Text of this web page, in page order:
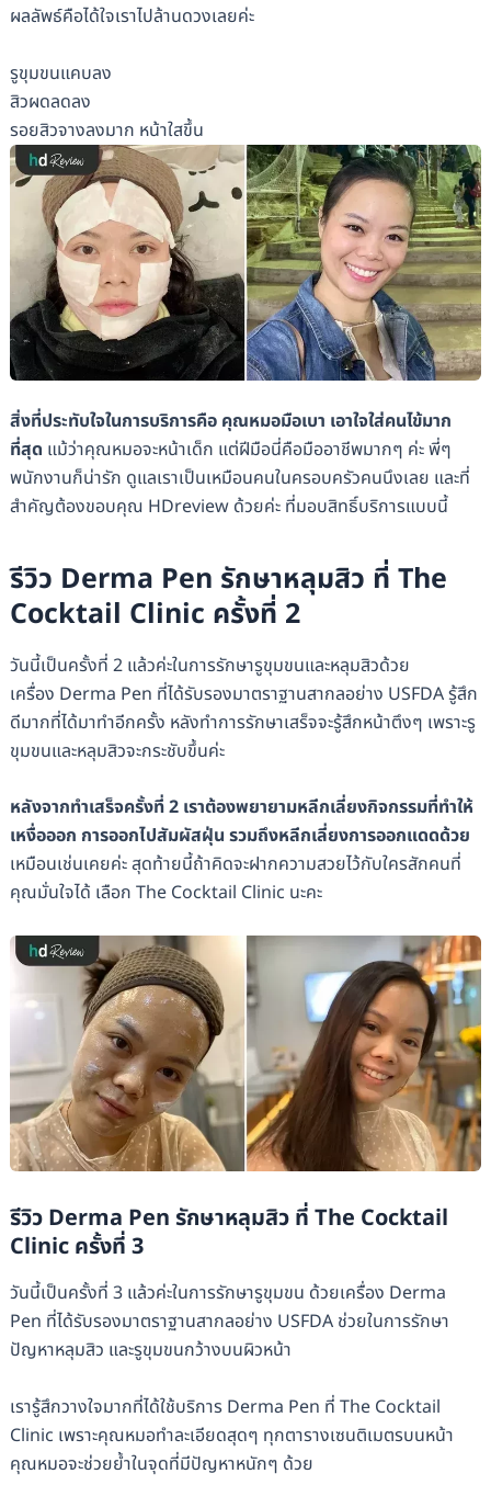
ผลลัพธ์คือได้ใจเราไปล้านดวงเลยค่ะ
รูขุมขนแคบลง
สิวผดลดลง
รอยสิวจางลงมาก หน้าใสขึ้น
สิ่งที่ประทับใจในการบริการคือ คุณหมอมือเบา เอาใจใส่คนไข้มาก
ที่สุด แม้ว่าคุณหมอจะหน้าเด็ก แต่ฝีมือนี่คือมืออาชีพมากๆ ค่ะ พี่ๆ
พนักงานก็น่ารัก ดูแลเราเป็นเหมือนคนในครอบครัวคนนึงเลย และที่
สำคัญต้องขอบคุณ HDreview ด้วยค่ะ ที่มอบสิทธิ์บริการแบบนี้
รีวิว Derma Pen รักษาหลุมสิว ที่ The
Cocktail Clinic ครั้งที่ 2
วันนี้เป็นครั้งที่ 2 แล้วค่ะในการรักษารูขุมขนและหลุมสิวด้วย
เครื่อง Derma Pen ที่ได้รับรองมาตราฐานสากลอย่าง USFDA รู้สึก
ดีมากที่ได้มาทำอีกครั้ง หลังทำการรักษาเสร็จจะรู้สึกหน้าตึงๆ เพราะรู
ขุมขนและหลุมสิวจะกระชับขึ้นค่ะ
หลังจากทำเสร็จครั้งที่ 2 เราต้องพยายามหลีกเลี่ยงกิจกรรมที่ทำให้
เหงื่อออก การออกไปสัมผัสฝุ่น รวมถึงหลีกเลี่ยงการออกแดดด้วย
เหมือนเช่นเคยค่ะ สุดท้ายนี้ถ้าคิดจะฝากความสวยไว้กับใครสักคนที่
คุณมั่นใจได้ เลือก The Cocktail Clinic นะคะ
รีวิว Derma Pen รักษาหลุมสิว ที่ The Cocktail
Clinic ครั้งที่ 3
วันนี้เป็นครั้งที่ 3 แล้วค่ะในการรักษารูขุมขน ด้วยเครื่อง Derma
Pen ที่ได้รับรองมาตราฐานสากลอย่าง USFDA ช่วยในการรักษา
ปัญหาหลุมสิว และรูขุมขนกว้างบนผิวหน้า
เรารู้สึกวางใจมากที่ได้ใช้บริการ Derma Pen ที่ The Cocktail
Clinic เพราะคุณหมอทำละเอียดสุดๆ ทุกตารางเซนติเมตรบนหน้า
คุณหมอจะช่วยย้ำในจุดที่มีปัญหาหนักๆ ด้วย